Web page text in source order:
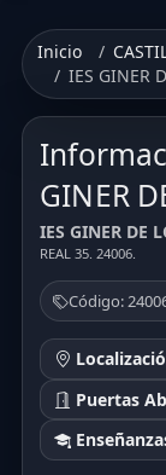
Inicio
IES GINER
GINER
IES GINER DE
REAL 35. 24006.
Código:
Puertas